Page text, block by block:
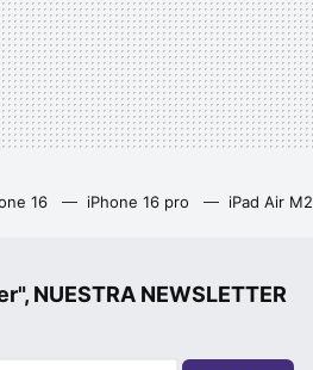
16 iPhone 16 pro iPad Air
NUESTRA NEWSLETTER